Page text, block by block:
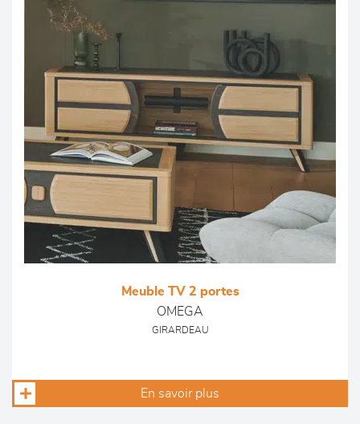
Meuble TV 2 portes
OMEGA
GIRARDEAU
En savoir plus